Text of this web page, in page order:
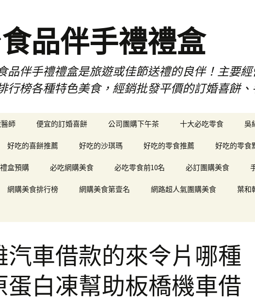
品伴手禮禮盒
品伴手禮禮盒是旅遊或佳節送禮的良伴！主要
行榜各種特色美食，經銷批發平價的訂婚喜餅
師 便宜的訂婚喜餅 公司團購下午茶 十大必吃零食 吳
好吃的喜餅推薦 好吃的沙琪瑪 好吃的零食推薦 好吃的零食
盒預購 必吃網購美食 必吃零食前10名 必訂團購美食
網購美食排行榜 網購美食第壹名 網路超人氣團購美食 葉和
汽車借款的來令片哪種
蛋白凍幫助板橋機車借